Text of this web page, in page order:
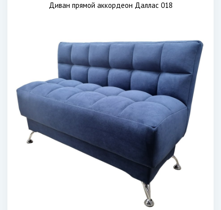
Диван прямой аккордеон Даллас 018